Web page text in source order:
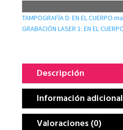
TAMPOGRAFÍA D: EN EL
GRABACIÓN LASER 1: EN EL
Descripción
Información adicional
Valoraciones (0)